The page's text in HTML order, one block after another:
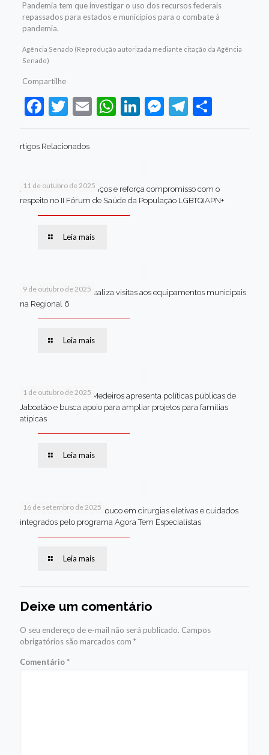
Pandemia tem que investigar o uso dos recursos federais
repassados para estados e municípios para o combate à
pandemia.
Agência Senado (Reprodução autorizada mediante citação da Agência
Senado)
Compartilhe
Facebook
Twitter
EmailWhatsApp
LinkedIn
Messenger
Telegram
Share
rtigos Relacionados
11 de outubro de 2025
Jaboatão celebra avanços e reforça compromisso com o
respeito no II Fórum de Saúde da População LGBTQIAPN+
Leia mais
9 de outubro de 2025
Van dos secretários realiza visitas aos equipamentos municipais
na Regional 6
Leia mais
1 de outubro de 2025
Em Brasília, Andréa Medeiros apresenta políticas públicas de
Jaboatão e busca apoio para ampliar projetos para famílias
atípicas
Leia mais
16 de setembro de 2025
Jaboatão lidera Pernambuco em cirurgias eletivas e cuidados
integrados pelo programa Agora Tem Especialistas
Leia mais
Deixe um comentário
O seu endereço de e-mail não será publicado. Campos
obrigatórios são marcados com *
Comentário*